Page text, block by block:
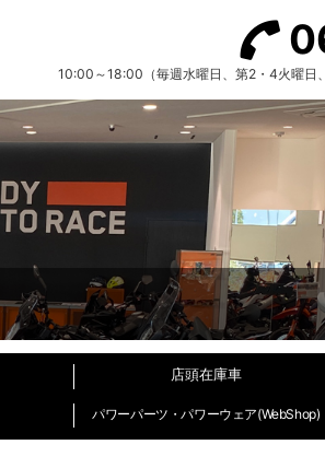
10:00～18:00（毎週水曜日、第2・4火曜日
店頭在庫車
パワーパーツ・パワーウェア(WebShop)